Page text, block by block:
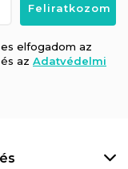
elfogadom az
és az Adatvédelmi